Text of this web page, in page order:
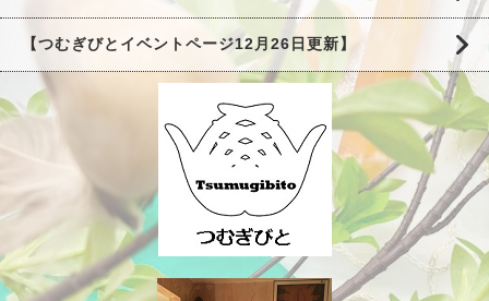
【つむぎびとイベントページ12月26日更新】